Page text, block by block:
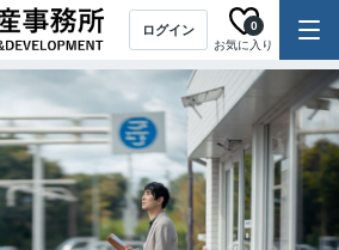
ログイン
お気に入り
0